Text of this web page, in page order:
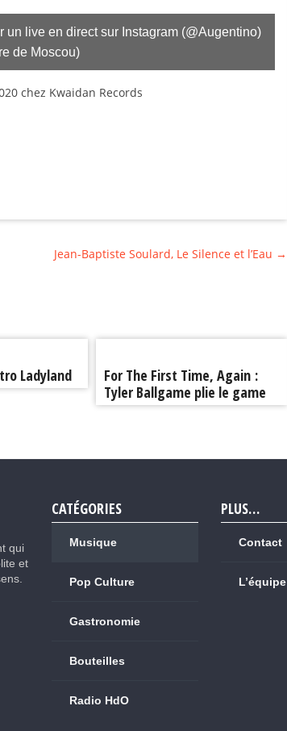
live en direct sur Instagram (@Augentino)
de Moscou)
chez Kwaidan Records
Jean-Baptiste Soulard, Le Silence et l’Eau →
Ladyland
For The First Time, Again :
Tyler Ballgame plie le game
qui
et
CATÉGORIES
Musique
Pop Culture
Gastronomie
Bouteilles
Radio HdO
PLUS…
Contact
L’équipe